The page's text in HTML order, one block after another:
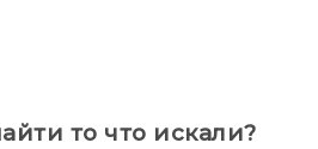
то что искали?